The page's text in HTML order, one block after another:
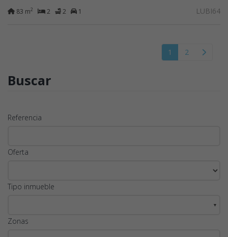
83 m2 2 2 1 LUBI64
1 2
Buscar
Referencia
Oferta
Tipo inmueble
▼
Zonas